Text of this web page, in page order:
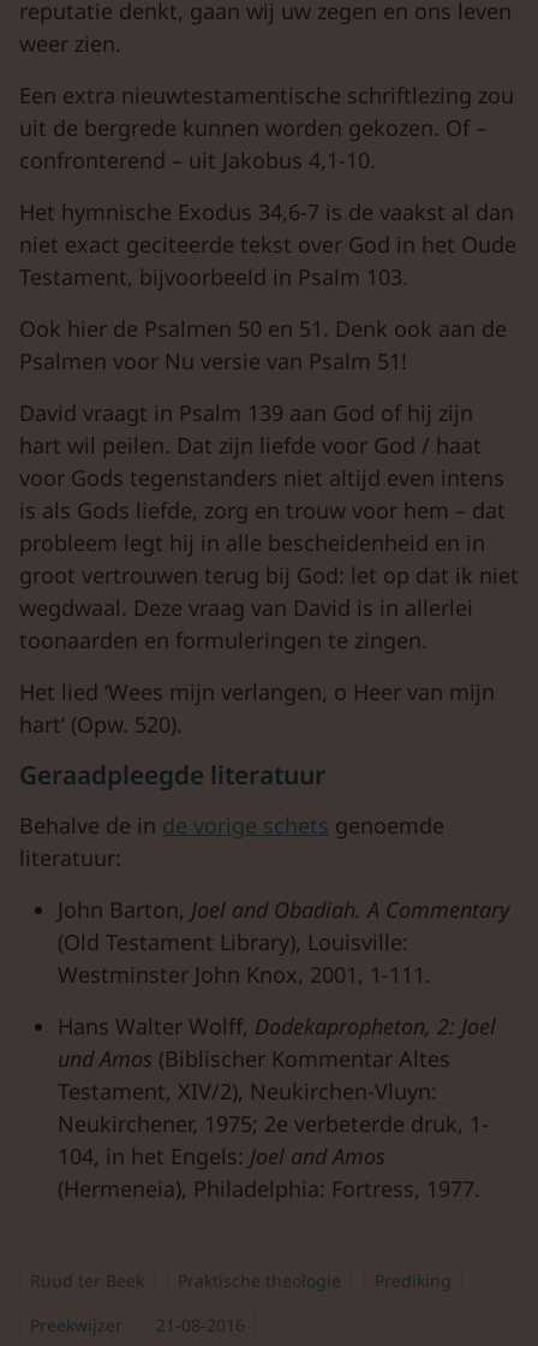
reputatie denkt, gaan wij uw zegen en ons leven
weer zien.
Een extra nieuwtestamentische schriftlezing zou
uit de bergrede kunnen worden gekozen. Of –
confronterend – uit Jakobus 4,1-10.
Het hymnische Exodus 34,6-7 is de vaakst al dan
niet exact geciteerde tekst over God in het Oude
Testament, bijvoorbeeld in Psalm 103.
Ook hier de Psalmen 50 en 51. Denk ook aan de
Psalmen voor Nu versie van Psalm 51!
David vraagt in Psalm 139 aan God of hij zijn
hart wil peilen. Dat zijn liefde voor God / haat
voor Gods tegenstanders niet altijd even intens
is als Gods liefde, zorg en trouw voor hem – dat
probleem legt hij in alle bescheidenheid en in
groot vertrouwen terug bij God: let op dat ik niet
wegdwaal. Deze vraag van David is in allerlei
toonaarden en formuleringen te zingen.
Het lied ‘Wees mijn verlangen, o Heer van mijn
hart’ (Opw. 520).
Geraadpleegde literatuur
Behalve de in de vorige schets genoemde
literatuur:
John Barton, Joel and Obadiah.A Commentary
(Old Testament Library), Louisville:
Westminster John Knox, 2001, 1-111.
Hans Walter Wolff, Dodekapropheton, 2: Joel
und Amos (Biblischer Kommentar Altes
Testament, XIV/2), Neukirchen-Vluyn:
Neukirchener, 1975; 2e verbeterde druk, 1-
104, in het Engels: Joel and Amos
(Hermeneia), Philadelphia: Fortress, 1977.
Ruud ter Beek Praktische theologie
Prediking
Preekwijzer
21-08-2016